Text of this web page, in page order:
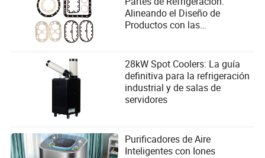
Alineando el Diseño de
Productos con las
Industria de Compresores
28kW Spot Coolers: La guía
definitiva para la refrigeración
industrial y de salas de
servidores
Purificadores de Aire
Inteligentes con Iones